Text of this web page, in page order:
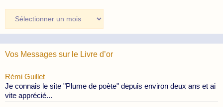
des
Publications
Vos Messages sur le Livre d’or
Rémi Guillet
Je connais le site "Plume de poète" depuis environ deux ans et ai
vite apprécié...